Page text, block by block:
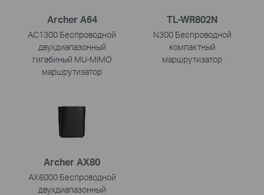
Archer A64
AC1300 Беспроводной
двухдиапазонный
гигабиный MU-MIMO
маршрутизатор
TL-WR802N
N300 Беспроводной
компактный
маршрутизатор
Archer AX80
AX6000 Беспроводной
двухдиапазонный